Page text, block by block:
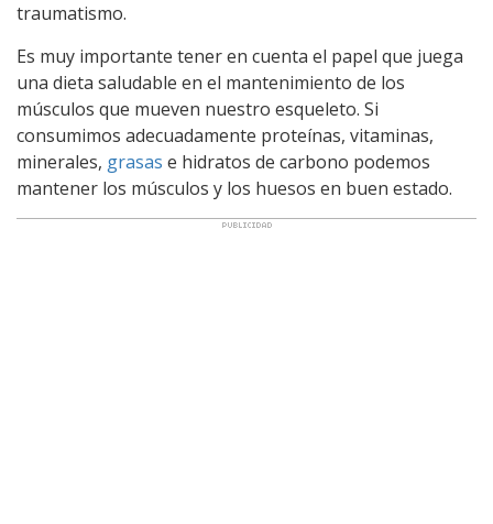
traumatismo.
Es muy importante tener en cuenta el papel que juega
una dieta saludable en el mantenimiento de los
músculos que mueven nuestro esqueleto. Si
consumimos adecuadamente proteínas, vitaminas,
minerales, grasas e hidratos de carbono podemos
mantener los músculos y los huesos en buen estado.